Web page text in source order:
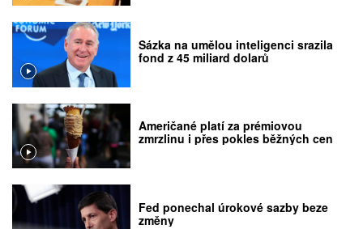
Sázka na umělou inteligenci srazila
fond z 45 miliard dolarů
Američané platí za prémiovou
zmrzlinu i přes pokles běžných cen
Fed ponechal úrokové sazby beze
změny